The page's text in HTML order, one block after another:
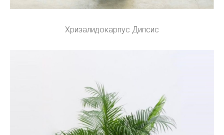
Хризалидокарпус Дипсис